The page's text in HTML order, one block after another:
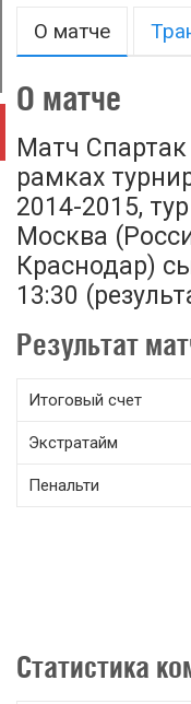
О матче
О матче
Матч
рамках
2014-2015,
Москва
Краснодар)
13:30
Результат
Итоговый счет
Экстратайм
Пенальти
Статистика